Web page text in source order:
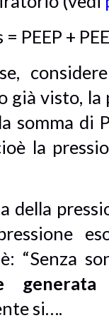
PEEP +
già visto, la
somma di
la
della
“Senza
si….